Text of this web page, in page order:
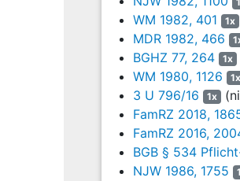
Eigeninteresse der
Verfügungen zu Lasten
Klägerin habe trotzt
Wegen der weiteren
Mit ihrer form- und
Zur Begründung trägt
Vermächtnis nicht auf
WM 1982, 401
1x
MDR 1982, 466
BGHZ 77, 264
1x
WM 1980, 1126
1x
3 U 796/16
1x
FamRZ 2018,
FamRZ 2016,
BGB § 534
NJW 1986, 1755